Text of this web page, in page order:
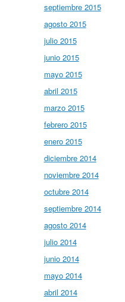
septiembre 2015
agosto 2015
julio 2015
junio 2015
mayo 2015
abril 2015
marzo 2015
febrero 2015
enero 2015
diciembre 2014
noviembre 2014
octubre 2014
septiembre 2014
agosto 2014
julio 2014
junio 2014
mayo 2014
abril 2014